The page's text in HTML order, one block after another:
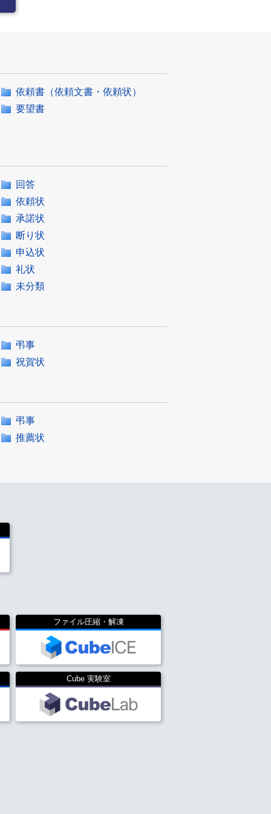
依頼書（依頼文書・依頼状）
要望書
回答
依頼状
承諾状
断り状
申込状
礼状
未分類
弔事
祝賀状
弔事
推薦状
ファイル圧縮・解凍
Cube 実験室